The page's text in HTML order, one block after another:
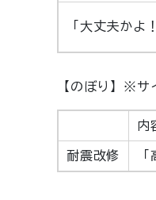
「大丈夫か
【のぼり】※サ
内
耐震改修